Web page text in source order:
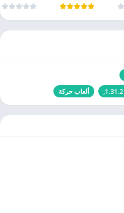
ألعاب حركة